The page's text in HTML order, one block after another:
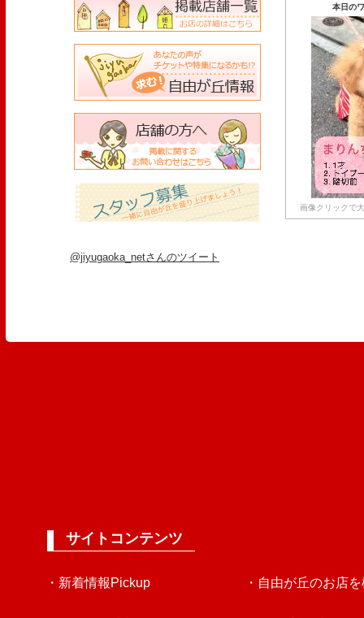
本日の
画像クリックで
@jiyugaoka_netさんのツイート
サイトコンテンツ
・新着情報Pickup ・自由が丘のお店